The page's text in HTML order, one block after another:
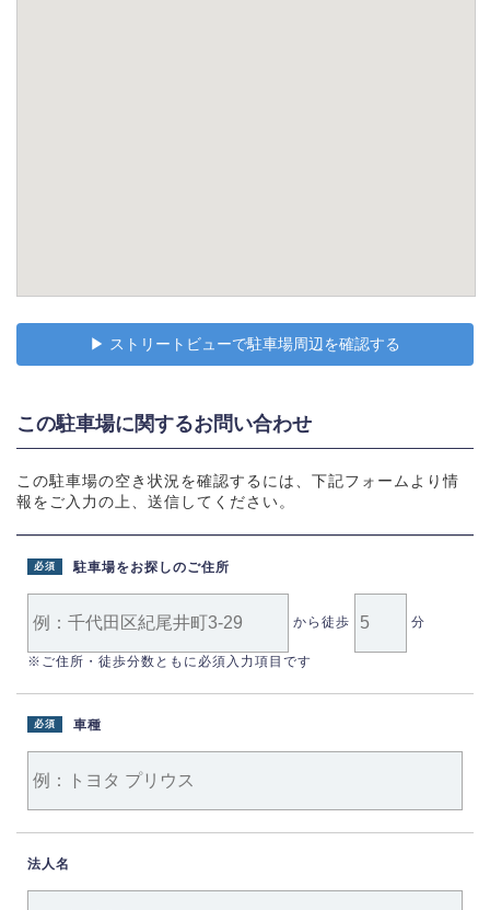
▶︎ ストリートビューで駐車場周辺を確認する
この駐車場に関するお問い合わせ
この駐車場の空き状況を確認するには、下記フォームより情
報をご入力の上、送信してください。
駐車場をお探しのご住所
必須
から徒歩 分
※ご住所・徒歩分数ともに必須入力項目です
車種
必須
法人名